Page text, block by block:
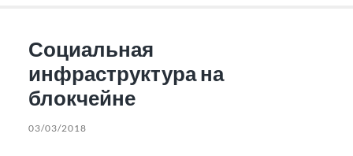
Социальная
инфраструктура на
блокчейне
03/03/2018